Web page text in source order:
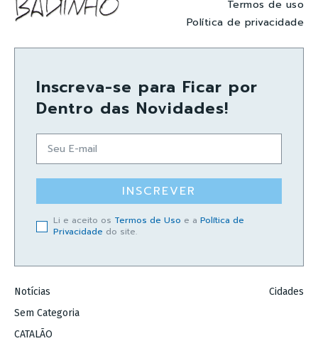
Termos de uso
Política de privacidade
Inscreva-se para Ficar por
Dentro das Novidades!
INSCREVER
Li e aceito os Termos de Uso e a Política de
Privacidade do site.
Notícias
Sem Categoria
CATALÃO
Cidades